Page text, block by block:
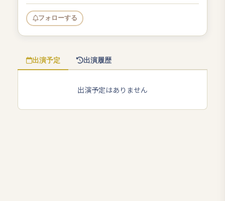
フォローする
出演予定 出演履歴
出演予定はありません